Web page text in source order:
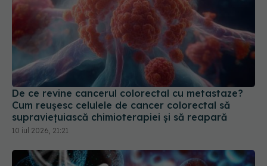
De ce revine cancerul colorectal cu metastaze?
Cum reușesc celulele de cancer colorectal să
supraviețuiască chimioterapiei și să reapară
10 iul 2026, 21:21